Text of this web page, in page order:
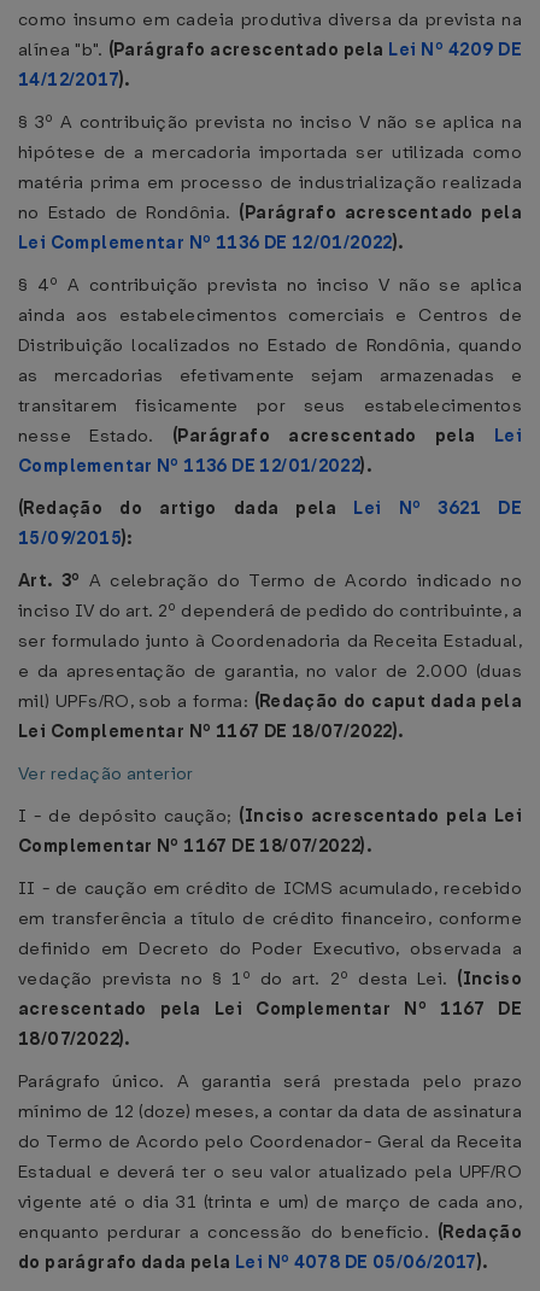
como insumo em cadeia produtiva diversa da prevista na
alínea "b". (Parágrafo acrescentado pela Lei Nº 4209 DE
14/12/2017).
§ 3º A contribuição prevista no inciso V não se aplica na
hipótese de a mercadoria importada ser utilizada como
matéria prima em processo de industrialização realizada
no Estado de Rondônia. (Parágrafo acrescentado pela
Lei Complementar Nº 1136 DE 12/01/2022).
§ 4º A contribuição prevista no inciso V não se aplica
ainda aos estabelecimentos comerciais e Centros de
Distribuição localizados no Estado de Rondônia, quando
as mercadorias efetivamente sejam armazenadas e
transitarem fisicamente por seus estabelecimentos
nesse Estado. (Parágrafo acrescentado pela Lei
Complementar Nº 1136 DE 12/01/2022).
(Redação do artigo dada pela Lei Nº 3621 DE
15/09/2015):
Art. 3º A celebração do Termo de Acordo indicado no
inciso IV do art. 2º dependerá de pedido do contribuinte, a
ser formulado junto à Coordenadoria da Receita Estadual,
e da apresentação de garantia, no valor de 2.000 (duas
mil) UPFs/RO, sob a forma: (Redação do caput dada pela
Lei Complementar Nº 1167 DE 18/07/2022).
Ver redação anterior
I - de depósito caução; (Inciso acrescentado pela Lei
Complementar Nº 1167 DE 18/07/2022).
II - de caução em crédito de ICMS acumulado, recebido
em transferência a título de crédito financeiro, conforme
definido em Decreto do Poder Executivo, observada a
vedação prevista no § 1º do art. 2º desta Lei. (Inciso
acrescentado pela Lei Complementar Nº 1167 DE
18/07/2022).
Parágrafo único. A garantia será prestada pelo prazo
mínimo de 12 (doze) meses, a contar da data de assinatura
do Termo de Acordo pelo Coordenador- Geral da Receita
Estadual e deverá ter o seu valor atualizado pela UPF/RO
vigente até o dia 31 (trinta e um) de março de cada ano,
enquanto perdurar a concessão do benefício. (Redação
do parágrafo dada pela Lei Nº 4078 DE 05/06/2017).